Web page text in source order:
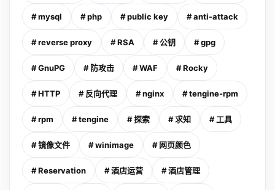
# mysql # php # public key # anti-attack
# reverse proxy # RSA # 公钥 # gpg
# GnuPG # 防攻击 # WAF # Rocky
# HTTP # 反向代理 # nginx # tengine-rpm
# rpm # tengine # 探索 # 求知 # 工具
# 镜像文件 # winimage # 网页颜色
# Reservation # 酒店运营 # 酒店管理